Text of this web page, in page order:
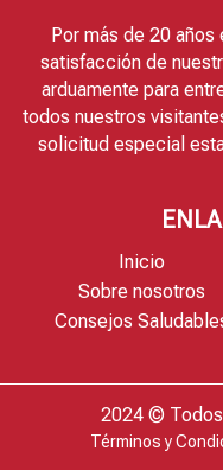
Por más de 20
satisfacción de
arduamente para
todos nuestros
solicitud especial
Inicio
Sobre nosotros
Consejos
2024 ©
Términos y